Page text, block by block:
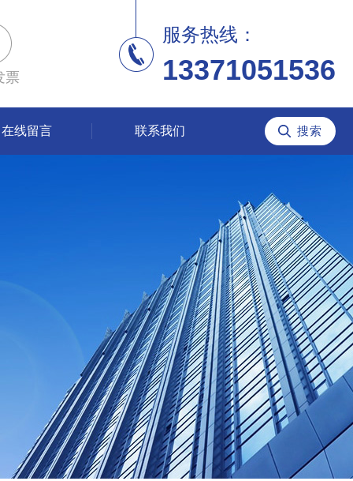
票
服务热线：
13371051536
在线留言 联系我们